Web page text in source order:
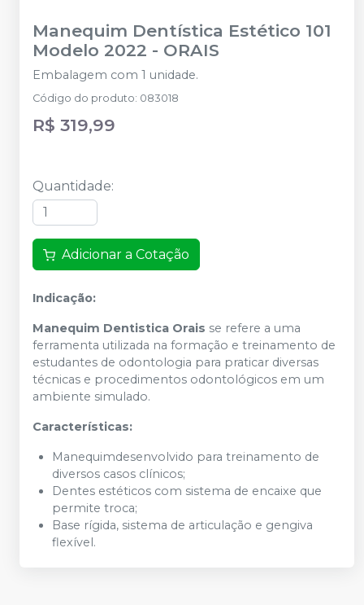
Manequim Dentística Estético 101
Modelo 2022 - ORAIS
Embalagem com 1 unidade.
Código do produto: 083018
R$ 319,99
Quantidade:
Adicionar a Cotação
Indicação:
Manequim Dentistica Orais se refere a uma
ferramenta utilizada na formação e treinamento de
estudantes de odontologia para praticar diversas
técnicas e procedimentos odontológicos em um
ambiente simulado.
Características:
Manequimdesenvolvido para treinamento de
diversos casos clínicos;
Dentes estéticos com sistema de encaixe que
permite troca;
Base rígida, sistema de articulação e gengiva
flexível.